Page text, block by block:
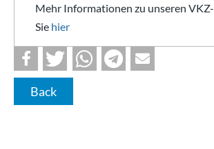
Mehr Informationen zu unseren
Sie hier
Back